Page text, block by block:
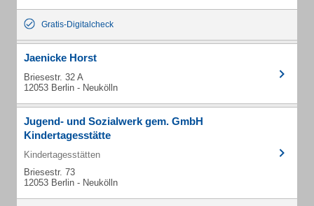
Gratis-Digitalcheck
Jaenicke Horst
Briesestr. 32 A
12053 Berlin - Neukölln
Jugend- und Sozialwerk gem. GmbH
Kindertagesstätte
Kindertagesstätten
Briesestr. 73
12053 Berlin - Neukölln